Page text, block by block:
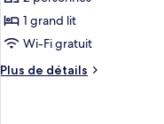
vue
jardin
ou
avec
lits
jumeaux,
balcon,
ce
type
chambre :
1 grand lit
Wi-Fi gratuit
Plus de détails
Plus